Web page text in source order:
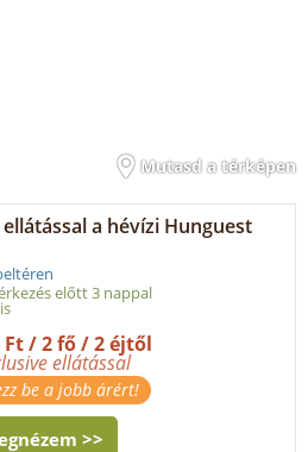
Mutasd a térképen
a hévízi Hunguest
előtt 3 nappal
Ft / 2 fő / 2 éjtől
ellátással
be a jobb árért!
>>